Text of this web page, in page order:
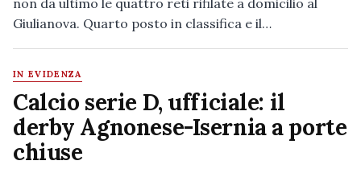
non da ultimo le quattro reti rifilate a domicilio al
Giulianova. Quarto posto in classifica e il…
IN EVIDENZA
Calcio serie D, ufficiale: il
derby Agnonese-Isernia a porte
chiuse